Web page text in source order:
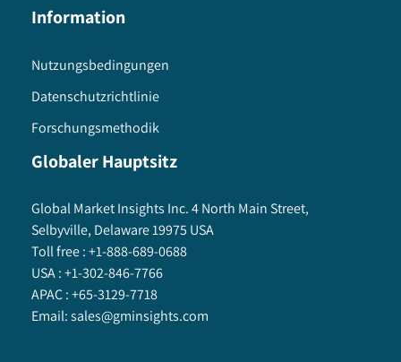
Information
Nutzungsbedingungen
Datenschutzrichtlinie
Forschungsmethodik
Globaler Hauptsitz
Global Market Insights Inc. 4 North Main Street,
Selbyville, Delaware 19975 USA
Toll free :+1-888-689-0688
USA :+1-302-846-7766
APAC :+65-3129-7718
Email:sales@gminsights.com